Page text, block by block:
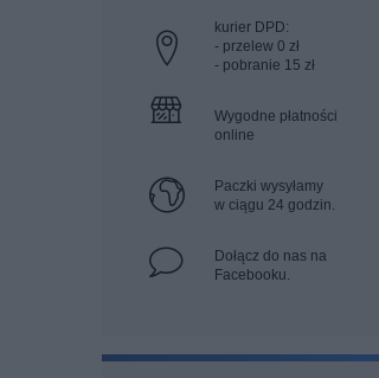
kurier DPD:
- przelew 0 zł
- pobranie 15 zł
Wygodne płatności
online
Paczki wysyłamy
w ciągu 24 godzin.
Dołącz do nas na
Facebooku.